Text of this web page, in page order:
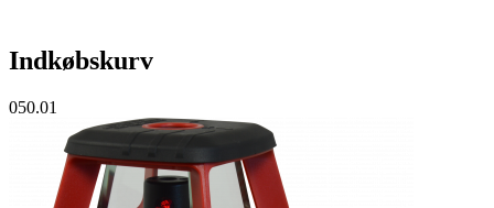
Indkøbskurv
050.01